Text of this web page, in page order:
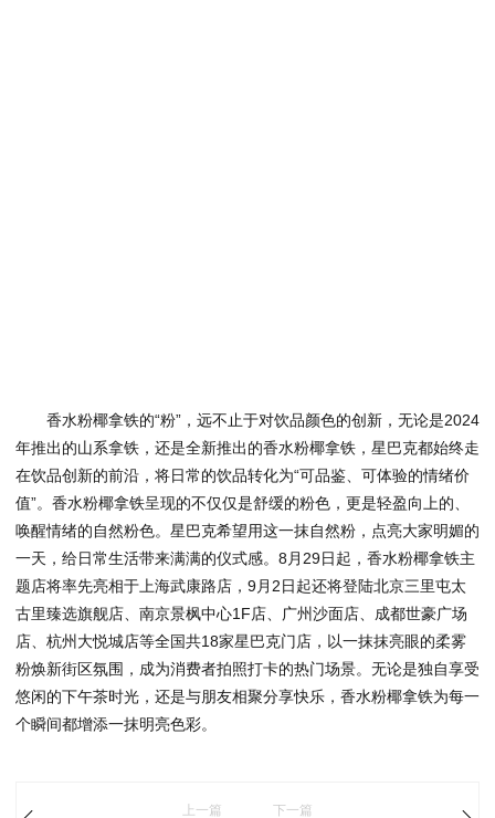
香水粉椰拿铁的“粉”，远不止于对饮品颜色的创新，无论是2024
年推出的山系拿铁，还是全新推出的香水粉椰拿铁，星巴克都始终走
在饮品创新的前沿，将日常的饮品转化为“可品鉴、可体验的情绪价
值”。香水粉椰拿铁呈现的不仅仅是舒缓的粉色，更是轻盈向上的、
唤醒情绪的自然粉色。星巴克希望用这一抹自然粉，点亮大家明媚的
一天，给日常生活带来满满的仪式感。8月29日起，香水粉椰拿铁主
题店将率先亮相于上海武康路店，9月2日起还将登陆北京三里屯太
古里臻选旗舰店、南京景枫中心1F店、广州沙面店、成都世豪广场
店、杭州大悦城店等全国共18家星巴克门店，以一抹抹亮眼的柔雾
粉焕新街区氛围，成为消费者拍照打卡的热门场景。无论是独自享受
悠闲的下午茶时光，还是与朋友相聚分享快乐，香水粉椰拿铁为每一
个瞬间都增添一抹明亮色彩。
上一篇 下一篇